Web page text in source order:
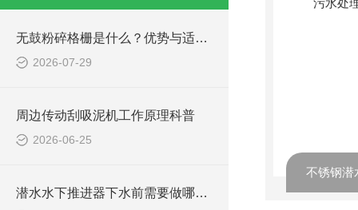
无鼓粉碎格栅是什么？优势与适用工况梳理
2026-07-29
周边传动刮吸泥机工作原理科普
2026-06-25
潜水水下推进器下水前需要做哪些检查？